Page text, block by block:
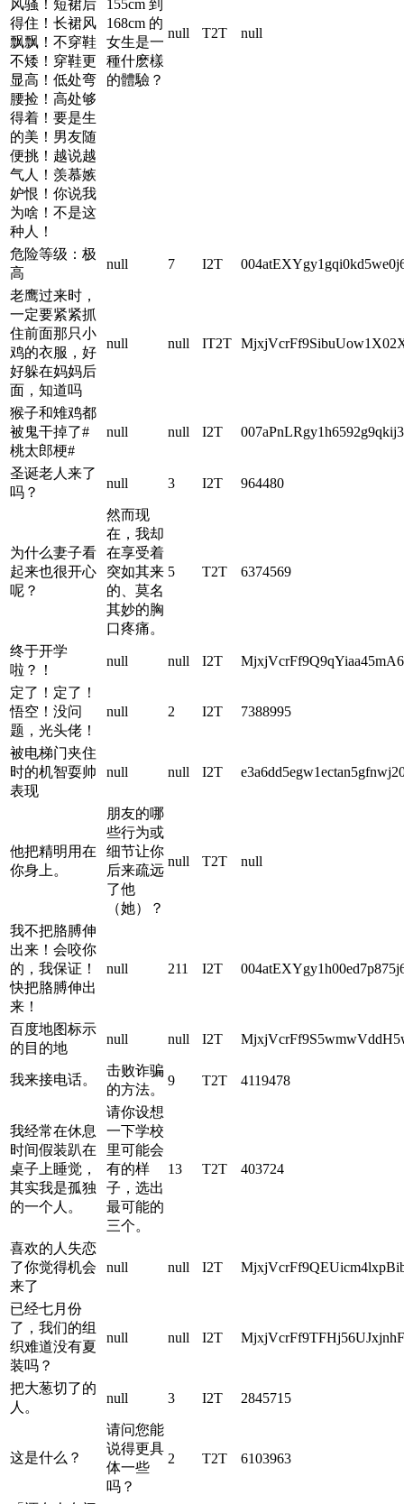
风骚！短裙后
得住！长裙风
飘飘！不穿鞋
不矮！穿鞋更
显高！低处弯
腰捡！高处够
得着！要是生
的美！男友随
便挑！越说越
气人！羡慕嫉
妒恨！你说我
为啥！不是这
种人！
155cm 到
168cm 的
女生是一
種什麽樣
的體驗？
null T2T null
危险等级：极
高
null 7 I2T
老鹰过来时，
一定要紧紧抓
住前面那只小
鸡的衣服，好
好躲在妈妈后
面，知道吗
null null IT2T
猴子和雉鸡都
被鬼干掉了#
桃太郎梗#
null null I2T
圣诞老人来了
吗？
null 3 I2T 964480
为什么妻子看
起来也很开心
呢？
然而现
在，我却
在享受着
突如其来
的、莫名
其妙的胸
口疼痛。
5 T2T 6374569
终于开学
啦？！
null null I2T
定了！定了！
悟空！没问
题，光头佬！
null 2 I2T 7388995
被电梯门夹住
时的机智耍帅
表现
null null I2T
他把精明用在
你身上。
朋友的哪
些行为或
细节让你
后来疏远
了他
（她）？
null T2T null
我不把胳膊伸
出来！会咬你
的，我保证！
快把胳膊伸出
来！
null 211 I2T
百度地图标示
的目的地
null null I2T
我来接电话。
击败诈骗
的方法。
9 T2T 4119478
我经常在休息
时间假装趴在
桌子上睡觉，
其实我是孤独
的一个人。
请你设想
一下学校
里可能会
有的样
子，选出
最可能的
三个。
13 T2T 403724
喜欢的人失恋
了你觉得机会
来了
null null I2T
已经七月份
了，我们的组
织难道没有夏
装吗？
null null I2T
把大葱切了的
人。
null 3 I2T 2845715
这是什么？
请问您能
说得更具
体一些
吗？
2 T2T 6103963